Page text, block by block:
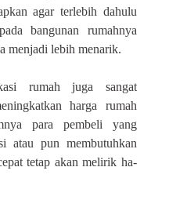
agar terlebih dahulu
bangunan rumahnya
menjadi lebih menarik.
rumah juga sangat
harga rumah
para pembeli yang
atau pun membutuhkan
tetap akan melirik ha-